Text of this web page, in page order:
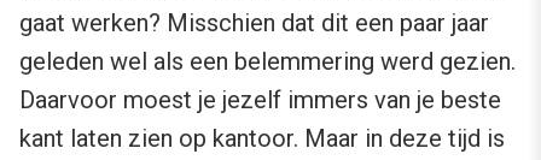
gaat werken? Misschien dat dit een paar jaar
geleden wel als een belemmering werd gezien.
Daarvoor moest je jezelf immers van je beste
kant laten zien op kantoor. Maar in deze tijd is